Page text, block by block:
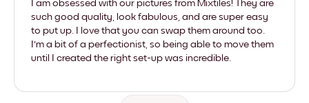
I am obsessed with our pictures from Mixtiles! They are
such good quality, look fabulous, and are super easy
to put up. I love that you can swap them around too.
I'm a bit of a perfectionist, so being able to move them
until I created the right set-up was incredible.